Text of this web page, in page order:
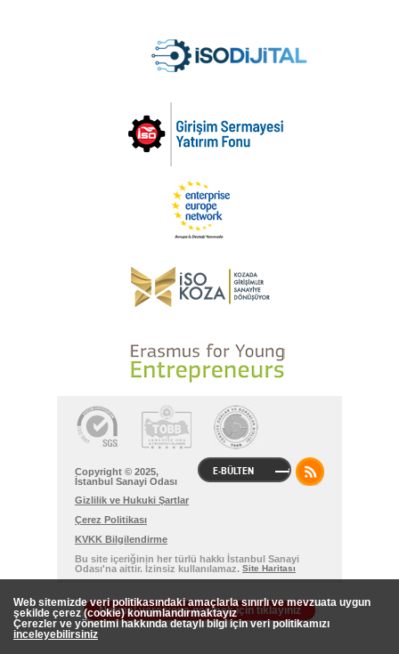
E-BÜLTEN
Copyright © 2025,
İstanbul Sanayi Odası
Gizlilik ve Hukuki Şartlar
Çerez Politikası
KVKK Bilgilendirme
Bu site içeriğinin her türlü hakkı İstanbul Sanayi
Odası'na aittir. İzinsiz kullanılamaz. Site Haritası
Normal versiyona geçmek için tıklayınız
Web sitemizde veri politikasındaki amaçlarla sınırlı ve mevzuata uygun
şekilde çerez (cookie) konumlandırmaktayız
Çerezler ve yönetimi hakkında detaylı bilgi için veri politikamızı
inceleyebilirsiniz